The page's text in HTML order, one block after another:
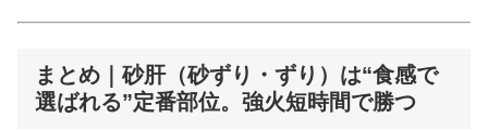
まとめ｜砂肝（砂ずり・ずり）は“食感で
選ばれる”定番部位。強火短時間で勝つ